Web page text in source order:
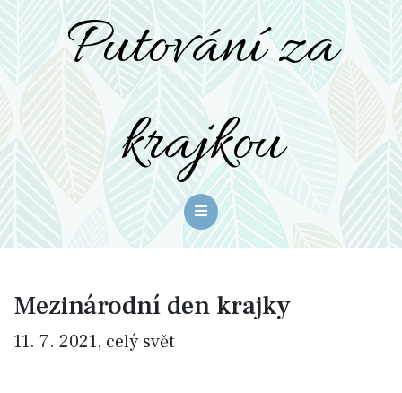
Putování za
krajkou
Mezinárodní den krajky
11. 7. 2021, celý svět